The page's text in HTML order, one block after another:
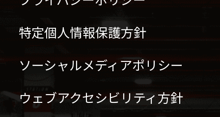
特定個人情報保護方針
ソーシャルメディアポリシー
ウェブアクセシビリティ方針